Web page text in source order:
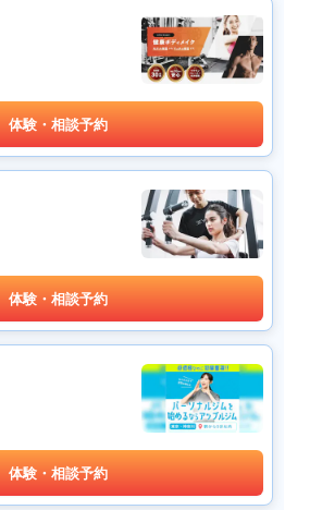
体験・相談予約
体験・相談予約
体験・相談予約